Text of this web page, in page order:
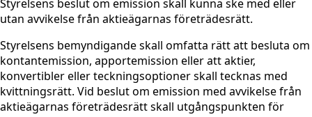
Styrelsens beslut om emission skall kunna ske med eller
utan avvikelse från aktieägarnas företrädesrätt.
Styrelsens bemyndigande skall omfatta rätt att besluta om
kontantemission, apportemission eller att aktier,
konvertibler eller teckningsoptioner skall tecknas med
kvittningsrätt. Vid beslut om emission med avvikelse från
aktieägarnas företrädesrätt skall utgångspunkten för